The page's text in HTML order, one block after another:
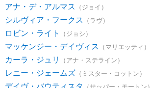
アナ・デ・アルマス （ジョイ）
シルヴィア・フークス （ラヴ）
ロビン・ライト （ジョシ）
マッケンジー・デイヴィス （マリエッティ）
カーラ・ジュリ （アナ・ステライン）
レニー・ジェームズ （ミスター・コットン）
デイヴ・バウティスタ （サッパー・モートン）